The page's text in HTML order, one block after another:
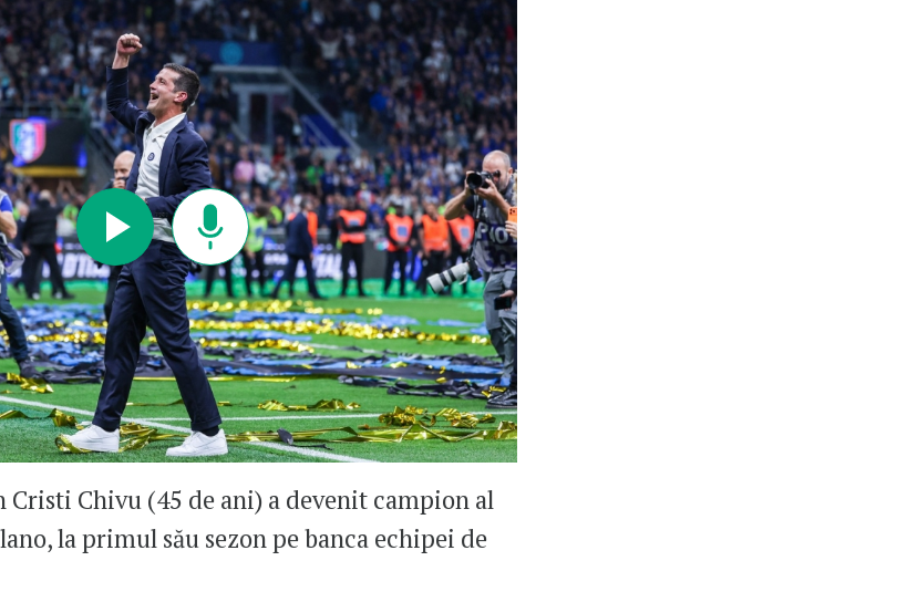
Chivu (45 de ani) a devenit campion al
la primul său sezon pe banca echipei de